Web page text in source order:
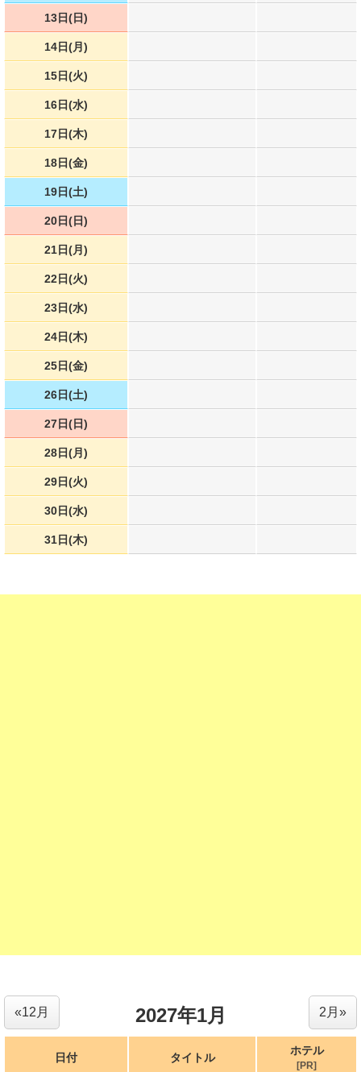
13日(日)
14日(月)
15日(火)
16日(水)
17日(木)
18日(金)
19日(土)
20日(日)
21日(月)
22日(火)
23日(水)
24日(木)
25日(金)
26日(土)
27日(日)
28日(月)
29日(火)
30日(水)
31日(木)
2027年1月 2月»
«12月
日付 タイトル
ホテル
[PR]